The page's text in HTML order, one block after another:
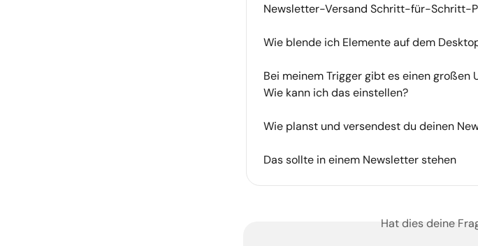
Newsletter-Versand Schritt-für-Schritt-
Wie blende ich Elemente auf dem
Bei meinem Trigger gibt es einen großen
Wie kann ich das einstellen?
Wie planst und versendest du deinen
Das sollte in einem Newsletter stehen
Hat dies deine